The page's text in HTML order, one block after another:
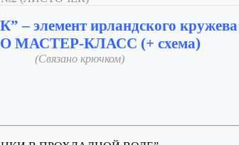
– элемент ирландского
МАСТЕР-КЛАСС (+ схема)
(Связано крючком)